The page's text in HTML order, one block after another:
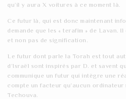
qu’il y aura X voitures à ce moment là.
Ce futur là, qui est donc maintenant
demande que les « terafim » de Lavan.
et non pas de signification.
Le futur dont parle la Torah est tout
d’Israël sont inspirés par D. et savent
communique un futur qui intègre une
compte un facteur qu’aucun
Techouva.